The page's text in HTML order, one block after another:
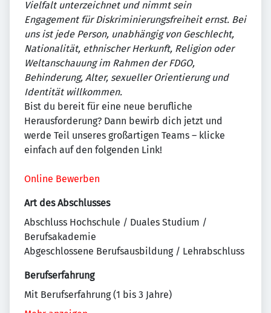
Vielfalt unterzeichnet und nimmt sein
Engagement für Diskriminierungsfreiheit ernst. Bei
uns ist jede Person, unabhängig von Geschlecht,
Nationalität, ethnischer Herkunft, Religion oder
Weltanschauung im Rahmen der FDGO,
Behinderung, Alter, sexueller Orientierung und
Identität willkommen.
Bist du bereit für eine neue berufliche
Herausforderung? Dann bewirb dich jetzt und
werde Teil unseres großartigen Teams – klicke
einfach auf den folgenden Link!
Online Bewerben
Art des Abschlusses
Abschluss Hochschule / Duales Studium /
Berufsakademie
Abgeschlossene Berufsausbildung / Lehrabschluss
Berufserfahrung
Mit Berufserfahrung (1 bis 3 Jahre)